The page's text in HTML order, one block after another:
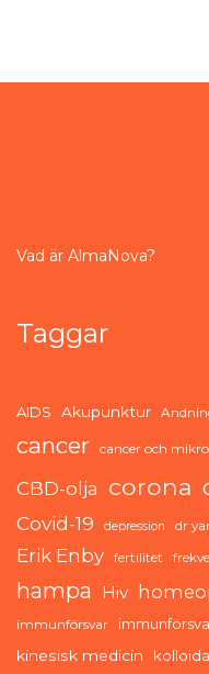
Vad är AlmaNova?
Taggar
AIDS Akupunktur
cancer cancer och
CBD-olja corona
Covid-19 depression dr
Erik Enby fertilitet
hampa Hiv
immunförsvar
kinesisk medicin